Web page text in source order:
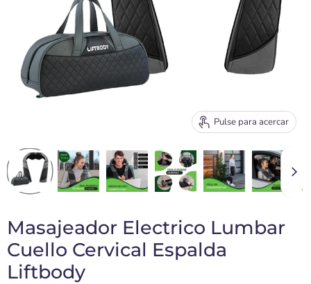
Pulse para acercar
Masajeador Electrico Lumbar
Cuello Cervical Espalda
Liftbody